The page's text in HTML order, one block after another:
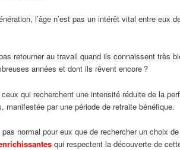
l’âge n’est pas un intérêt vital entre eux
retourner au travail quand ils connaissent très
années et dont ils rêvent encore ?
qui recherchent une intensité réduite de la
manifestée par une période de retraite bénéfique.
pas normal pour eux que de rechercher un choix de
qui respectent la découverte de